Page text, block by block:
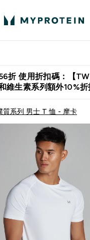
折 使用折扣碼：【
維生素系列額外10%
質系列 男士 T 恤 - 摩卡